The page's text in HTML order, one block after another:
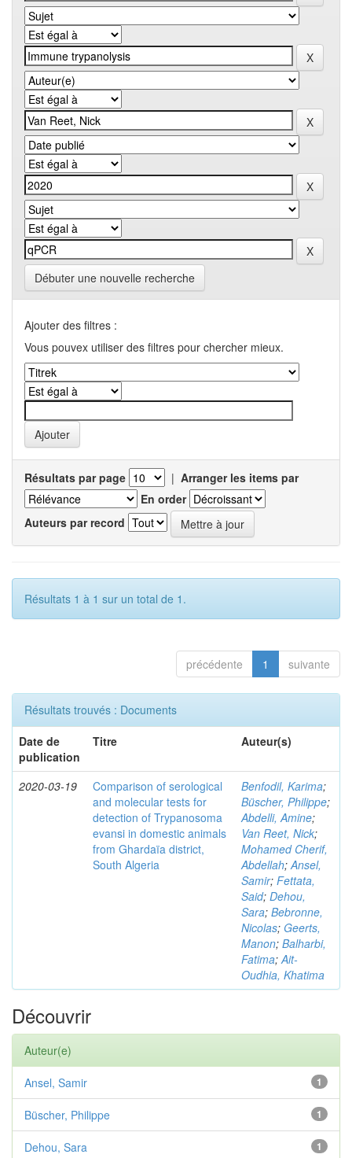
Débuter une nouvelle recherche
Ajouter des filtres :
Vous pouvex utiliser des filtres pour chercher mieux.
Résultats par page | Arranger les items par
En order
Auteurs par record
Résultats 1 à 1 sur un total de 1.
précédente 1 suivante
Résultats trouvés : Documents
Date de
publication
Titre Auteur(s)
2020-03-19
Comparison of serological
and molecular tests for
detection of Trypanosoma
evansi in domestic animals
from Ghardaïa district,
South Algeria
Benfodil, Karima;
Büscher, Philippe;
Abdelli, Amine;
Van Reet, Nick;
Mohamed Cherif,
Abdellah;Ansel,
Samir; Fettata,
Said; Dehou,
Sara; Bebronne,
Nicolas; Geerts,
Manon; Balharbi,
Fatima;Ait-
Oudhia, Khatima
Découvrir
Auteur(e)
1
Ansel, Samir
1
Büscher, Philippe
1
Dehou, Sara